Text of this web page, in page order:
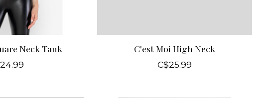
Neck Tank C'est Moi High Neck
C$25.99